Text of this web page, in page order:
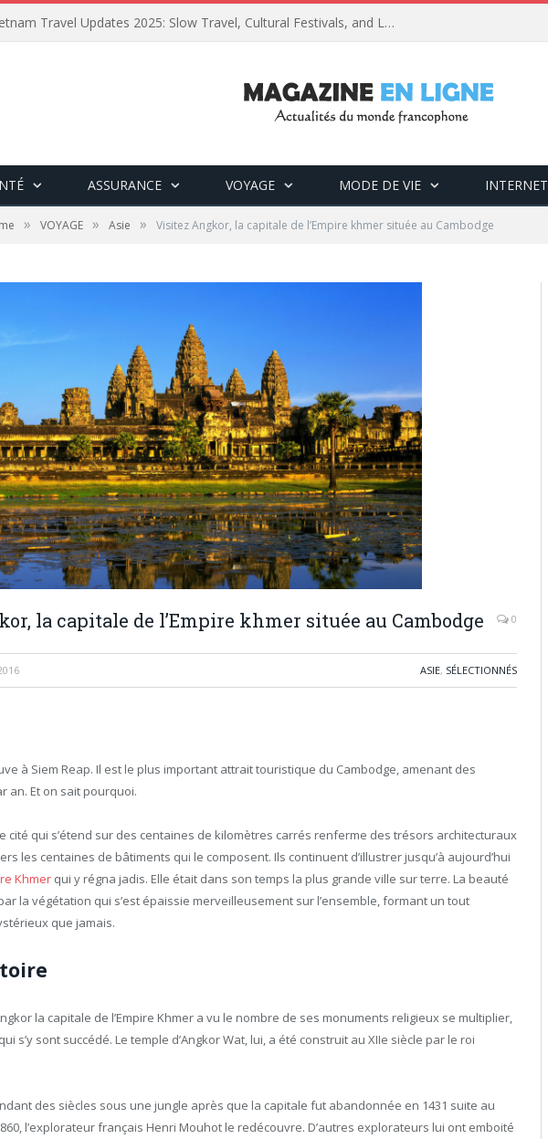
Vietnam Travel Updates 2025: Slow Travel, Cultural Festivals, and Luxury Retreats
ASSURANCE VOYAGE MODE DE VIE INTERNET
» VOYAGE » Asie » Visitez Angkor, la capitale de l’Empire khmer située au Cambodge
la capitale de l’Empire khmer située au Cambodge 0
ASIE, SÉLECTIONNÉS
à Siem Reap. Il est le plus important attrait touristique du Cambodge, amenant des
an. Et on sait pourquoi.
cité qui s’étend sur des centaines de kilomètres carrés renferme des trésors architecturaux
les centaines de bâtiments qui le composent. Ils continuent d’illustrer jusqu’à aujourd’hui
Khmer qui y régna jadis. Elle était dans son temps la plus grande ville sur terre. La beauté
la végétation qui s’est épaissie merveilleusement sur l’ensemble, formant un tout
que jamais.
la capitale de l’Empire Khmer a vu le nombre de ses monuments religieux se multiplier,
s’y sont succédé. Le temple d’Angkor Wat, lui, a été construit au XIIe siècle par le roi
des siècles sous une jungle après que la capitale fut abandonnée en 1431 suite au
l’explorateur français Henri Mouhot le redécouvre. D’autres explorateurs lui ont emboité